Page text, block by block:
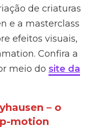
de criaturas
e a masterclass
efeitos visuais,
Confira a
meio do site da
– o
motion